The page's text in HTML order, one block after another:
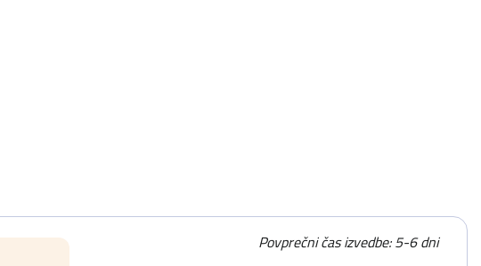
Povprečni čas izvedbe: 5-6 dni